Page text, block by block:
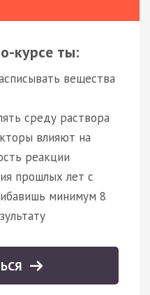
курсе ты:
вещества
среду раствора
влияют на
реакции
прошлых лет с
минимум 8